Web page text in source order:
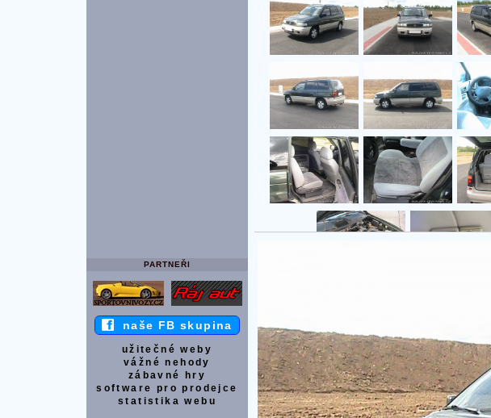
PARTNEŘI
naše FB skupina
užitečné weby
vážné nehody
zábavné hry
software pro prodejce
statistika webu